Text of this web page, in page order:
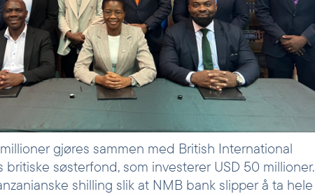
gjøres sammen med British International
søsterfond, som investerer USD 50 millioner.
shilling slik at NMB bank slipper å ta hele